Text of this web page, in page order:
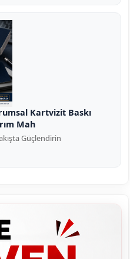
Kartvizit Baskı
Mah
Güçlendirin